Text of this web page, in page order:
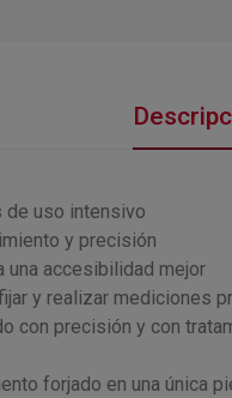
de uso intensivo
y precisión
una accesibilidad mejor
y realizar mediciones
con precisión y con
forjado en una única